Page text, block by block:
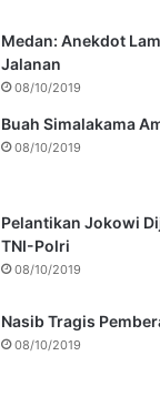
Medan: Anekdot
Jalanan
08/10/2019
Buah Simalakama
08/10/2019
Pelantikan Jokowi
TNI-Polri
08/10/2019
Nasib Tragis
08/10/2019